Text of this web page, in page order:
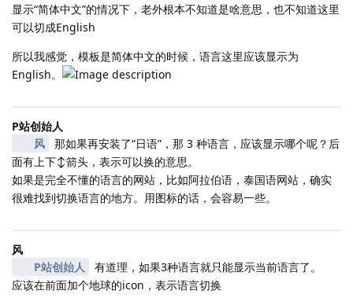
显示“简体中文”的情况下，老外根本不知道是啥意思，也不知道这里
可以切成English
所以我感觉，模板是简体中文的时候，语言这里应该显示为
English。
P站创始人
风
那如果再安装了“日语”，那 3 种语言，应该显示哪个呢？后
面有上下↕️箭头，表示可以换的意思。
如果是完全不懂的语言的网站，比如阿拉伯语，泰国语网站，确实
很难找到切换语言的地方。用图标的话，会容易一些。
风
P站创始人
有道理，如果3种语言就只能显示当前语言了。
应该在前面加个地球的icon，表示语言切换